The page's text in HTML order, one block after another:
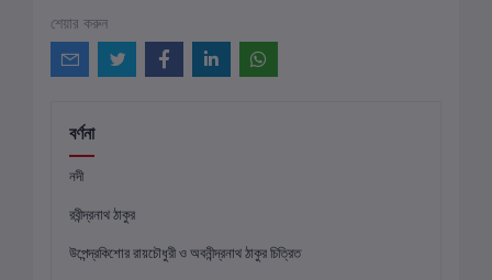
শেয়ার করুন
বর্ণনা
নদী
রবীন্দ্রনাথ ঠাকুর
উপেন্দ্রকিশোর রায়চৌধুরী ও অবনীন্দ্রনাথ ঠাকুর চিত্রিত